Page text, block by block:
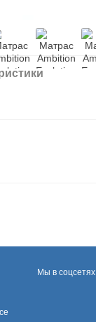
Мы в соцсетях